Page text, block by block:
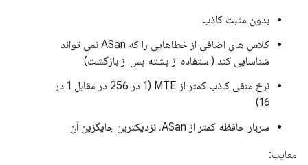
بدون مثبت کاذب
کلاس های اضافی از خطاهایی را که ASan نمی تواند
شناسایی کند (استفاده از پشته پس از بازگشت)
نرخ منفی کاذب کمتر از MTE (1 در 256 در مقابل 1 در
16)
سربار حافظه کمتر از ASan، نزدیکترین جایگزین آن
معایب: